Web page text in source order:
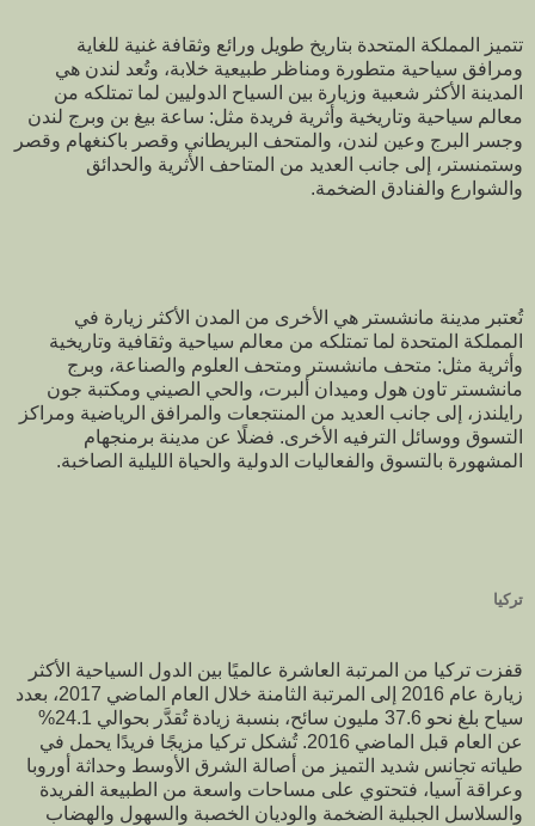
تتميز المملكة المتحدة بتاريخ طويل ورائع وثقافة غنية للغاية
ومرافق سياحية متطورة ومناظر طبيعية خلابة، وتُعد لندن هي
المدينة الأكثر شعبية وزيارة بين السياح الدوليين لما تمتلكه من
معالم سياحية وتاريخية وأثرية فريدة مثل: ساعة بيغ بن وبرج لندن
وجسر البرج وعين لندن، والمتحف البريطاني وقصر باكنغهام وقصر
وستمنستر، إلى جانب العديد من المتاحف الأثرية والحدائق
والشوارع والفنادق الضخمة.
تُعتبر مدينة مانشستر هي الأخرى من المدن الأكثر زيارة في
المملكة المتحدة لما تمتلكه من معالم سياحية وثقافية وتاريخية
وأثرية مثل: متحف مانشستر ومتحف العلوم والصناعة، وبرج
مانشستر تاون هول وميدان ألبرت، والحي الصيني ومكتبة جون
رايلندز، إلى جانب العديد من المنتجعات والمرافق الرياضية ومراكز
التسوق ووسائل الترفيه الأخرى. فضلًا عن مدينة برمنجهام
المشهورة بالتسوق والفعاليات الدولية والحياة الليلية الصاخبة.
تركيا
قفزت تركيا من المرتبة العاشرة عالميًا بين الدول السياحية الأكثر
زيارة عام 2016 إلى المرتبة الثامنة خلال العام الماضي 2017، بعدد
سياح بلغ نحو 37.6 مليون سائح، بنسبة زيادة تُقدَّر بحوالي 24.1%
عن العام قبل الماضي 2016. تُشكل تركيا مزيجًا فريدًا يحمل في
طياته تجانس شديد التميز من أصالة الشرق الأوسط وحداثة أوروبا
وعراقة آسيا، فتحتوي على مساحات واسعة من الطبيعة الفريدة
والسلاسل الجبلية الضخمة والوديان الخصبة والسهول والهضاب